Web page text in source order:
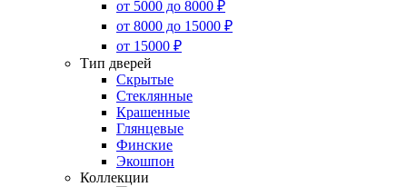
от 5000 до 8000 ₽
от 8000 до 15000 ₽
от 15000 ₽
Тип дверей
Скрытые
Стеклянные
Крашенные
Глянцевые
Финские
Экошпон
Коллекции